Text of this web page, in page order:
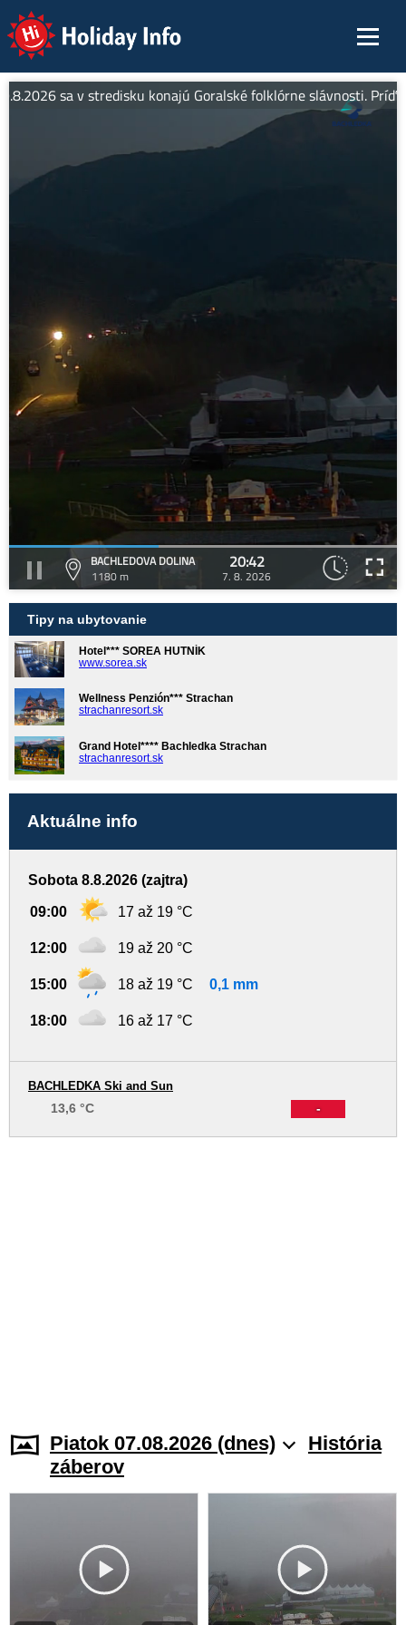
Holiday Info
sa v stredisku konajú Goralské folklórne slávnosti.
BACHLEDOVA DOLINA
1180 m
20:42
7. 8. 2026
Tipy na ubytovanie
Hotel*** SOREA HUTNÍK
www.sorea.sk
Wellness Penzión*** Strachan
strachanresort.sk
Grand Hotel**** Bachledka Strachan
strachanresort.sk
Aktuálne info
Sobota 8.8.2026 (zajtra)
09:00 17 až 19 °C
12:00 19 až 20 °C
15:00 18 až 19 °C 0,1 mm
18:00 16 až 17 °C
-
BACHLEDKA Ski and Sun
13,6 °C
Piatok 07.08.2026 (dnes)
História
záberov